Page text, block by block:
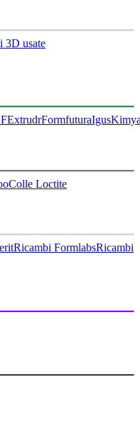
3D usate
ExtrudrFormfuturaIgus
Colle Loctite
Ricambi FormlabsRicambi